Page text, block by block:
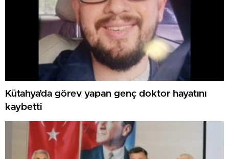
Kütahya’da görev yapan genç doktor hayatını
kaybetti